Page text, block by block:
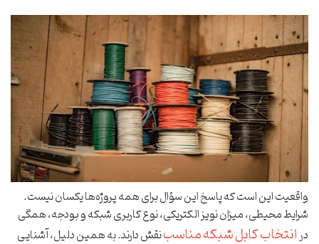
واقعیت این است که پاسخ این سؤال برای همه پروژه‌ها یکسان نیست.
شرایط محیطی، میزان نویز الکتریکی، نوع کاربری شبکه و بودجه، همگی
درانتخاب کابل شبکه مناسبنقش دارند. به همین دلیل، آشنایی